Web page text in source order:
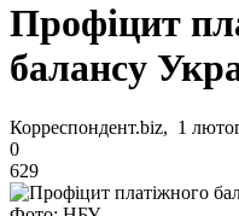
Профіцит
балансу
Корреспондент.biz, 1
0
629